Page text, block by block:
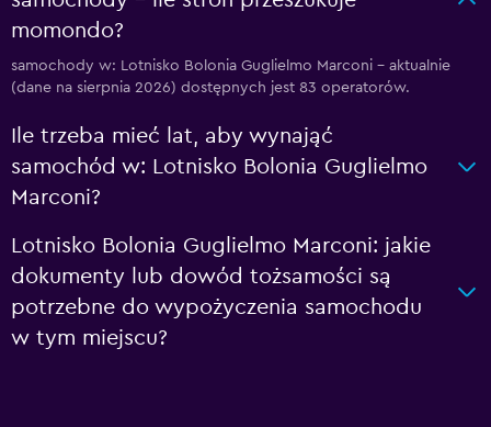
momondo?
samochody w: Lotnisko Bolonia Guglielmo Marconi – aktualnie
(dane na sierpnia 2026) dostępnych jest 83 operatorów.
Ile trzeba mieć lat, aby wynająć
samochód w: Lotnisko Bolonia Guglielmo
Marconi?
Lotnisko Bolonia Guglielmo Marconi: jakie
dokumenty lub dowód tożsamości są
potrzebne do wypożyczenia samochodu
w tym miejscu?